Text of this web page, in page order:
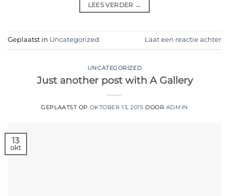
LEES VERDER →
Geplaatst in Uncategorized Laat een reactie achter
UNCATEGORIZED
Just another post with A Gallery
GEPLAATST OP OKTOBER 13, 2015 DOOR ADMIN
13
okt